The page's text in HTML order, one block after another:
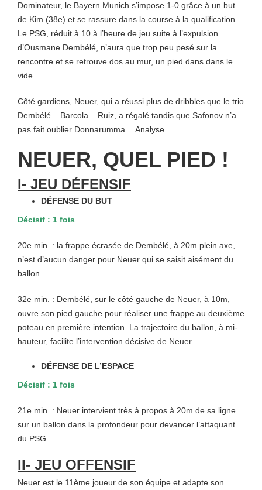
Dominateur, le Bayern Munich s’impose 1-0 grâce à un but
de Kim (38e) et se rassure dans la course à la qualification.
Le PSG, réduit à 10 à l’heure de jeu suite à l’expulsion
d’Ousmane Dembélé, n’aura que trop peu pesé sur la
rencontre et se retrouve dos au mur, un pied dans dans le
vide.
Côté gardiens, Neuer, qui a réussi plus de dribbles que le trio
Dembélé – Barcola – Ruiz, a régalé tandis que Safonov n’a
pas fait oublier Donnarumma… Analyse.
NEUER, QUEL PIED !
I- JEU DÉFENSIF
DÉFENSE DU BUT
Décisif : 1 fois
20e min. : la frappe écrasée de Dembélé, à 20m plein axe,
n’est d’aucun danger pour Neuer qui se saisit aisément du
ballon.
32e min. : Dembélé, sur le côté gauche de Neuer, à 10m,
ouvre son pied gauche pour réaliser une frappe au deuxième
poteau en première intention. La trajectoire du ballon, à mi-
hauteur, facilite l’intervention décisive de Neuer.
DÉFENSE DE L’ESPACE
Décisif : 1 fois
21e min. : Neuer intervient très à propos à 20m de sa ligne
sur un ballon dans la profondeur pour devancer l’attaquant
du PSG.
II- JEU OFFENSIF
Neuer est le 11ème joueur de son équipe et adapte son